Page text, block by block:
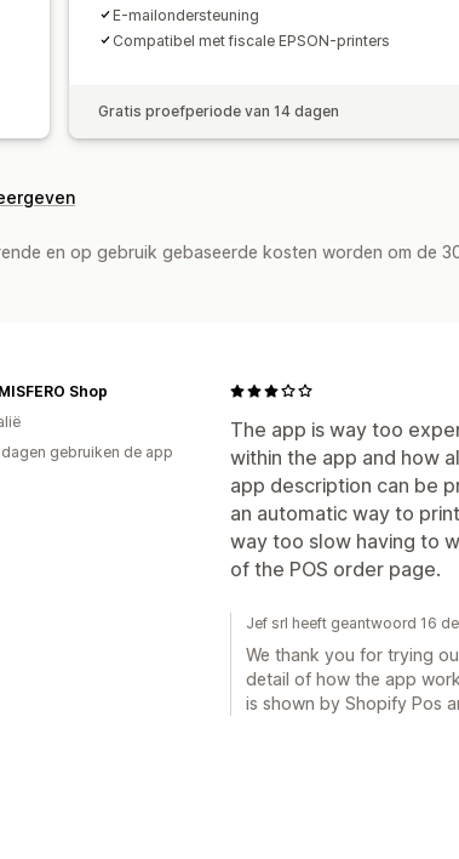
E-mailondersteuning
Compatibel met fiscale EPSON-printers
Gratis proefperiode van 14 dagen
en op gebruik gebaseerde kosten worden om de
The app is way too
within the app and how
app description can be
an automatic way to
way too slow having to
of the POS order page.
Shop
gebruiken de app
Jef srl heeft geantwoord 16
We thank you for trying
detail of how the app
is shown by Shopify Pos